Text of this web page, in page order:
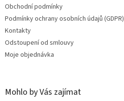
Obchodní podmínky
Podmínky ochrany osobních údajů (GDPR)
Kontakty
Odstoupení od smlouvy
Moje objednávka
Mohlo by Vás zajímat